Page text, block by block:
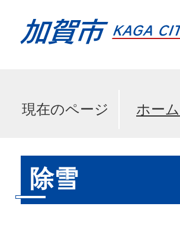
現在のページ ホーム
除雪